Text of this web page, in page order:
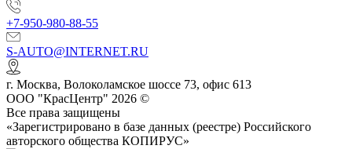
+7-950-980-88-55
S-AUTO@INTERNET.RU
г. Москва, Волоколамское шоссе 73, офис 613
ООО "КрасЦентр" 2026 ©
Все права защищены
«Зарегистрировано в базе данных (реестре) Российского
авторского общества КОПИРУС»